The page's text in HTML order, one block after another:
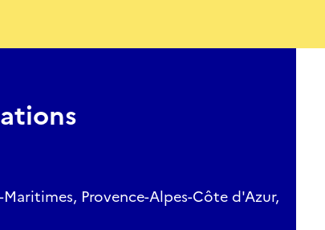
Provence-Alpes-Côte d'Azur,